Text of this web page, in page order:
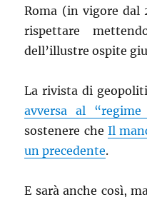
Roma (in vigore dal
rispettare
dell’illustre ospite
La rivista di
avversa al “regime
sostenere che Il
un precedente.
E sarà anche così,